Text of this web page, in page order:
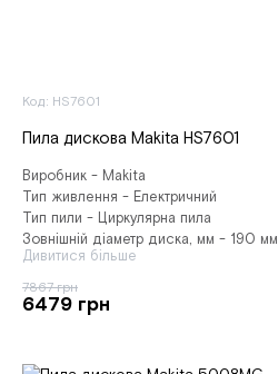
Код: HS7601
Пила дискова Makita HS7601
Виробник - Makita
Тип живлення - Електричний
Тип пили - Циркулярна пила
Зовнішній діаметр диска, мм - 190 мм
Дивитися більше
7867 грн
6479 грн